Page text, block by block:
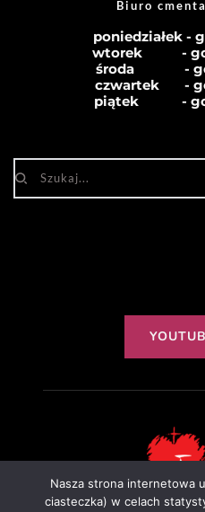
Biuro
poniedziałek -
wtorek
środa
czwartek       -
piątek            -
Nasza strona internetowa
ciasteczka) w celach